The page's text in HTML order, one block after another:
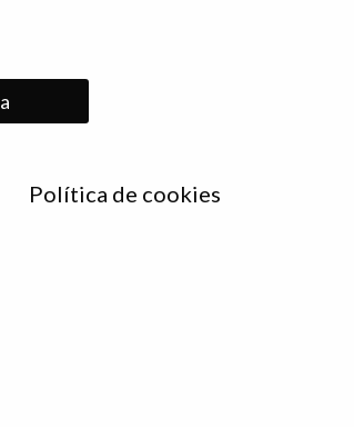
Política de cookies